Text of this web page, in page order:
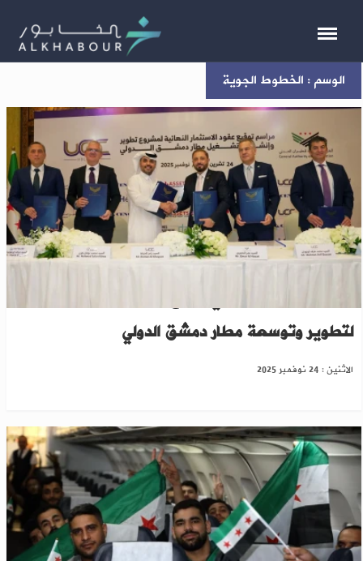
الوسم : الخطوط الجوية
لتطوير وتوسعة مطار دمشق الدولي
الاثنين : 24 نوفمبر 2025